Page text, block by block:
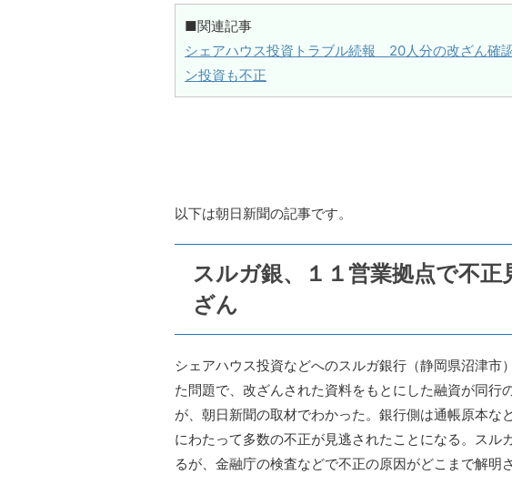
■関連記事
シェアハウス投資トラブル続報 20人分の改ざん
ン投資も不正
以下は朝日新聞の記事です。
スルガ銀、１１営業拠点で不
ざん
シェアハウス投資などへのスルガ銀行（静岡県沼津市
た問題で、改ざんされた資料をもとにした融資が同行
が、朝日新聞の取材でわかった。銀行側は通帳原本な
にわたって多数の不正が見逃されたことになる。スル
るが、金融庁の検査などで不正の原因がどこまで解明